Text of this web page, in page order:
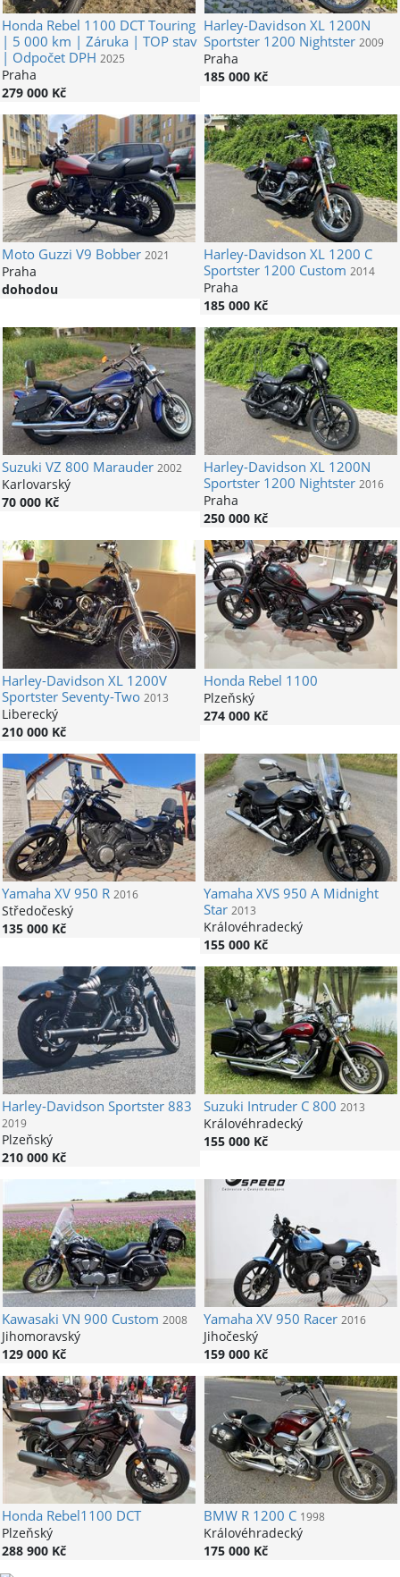
HondaRebel 1100 DCT Touring
| 5 000 km | Záruka | TOP stav
| Odpočet DPH 2025
Praha
279 000 Kč
Harley-Davidson XL 1200N
Sportster 1200 Nightster 2009
Praha
185 000 Kč
Moto Guzzi V9 Bobber 2021
Praha
dohodou
Harley-Davidson XL 1200 C
Sportster 1200 Custom 2014
Praha
185 000 Kč
Suzuki VZ 800 Marauder 2002
Karlovarský
70 000 Kč
Harley-Davidson XL 1200N
Sportster 1200 Nightster 2016
Praha
250 000 Kč
Harley-Davidson XL 1200V
Sportster Seventy-Two 2013
Liberecký
210 000 Kč
HondaRebel 1100
Plzeňský
274 000 Kč
YamahaXV 950 R 2016
Středočeský
135 000 Kč
YamahaXVS 950 A Midnight
Star 2013
Královéhradecký
155 000 Kč
Harley-Davidson Sportster 883
2019
Plzeňský
210 000 Kč
Suzuki Intruder C 800 2013
Královéhradecký
155 000 Kč
Kawasaki VN 900 Custom 2008
Jihomoravský
129 000 Kč
YamahaXV 950 Racer 2016
Jihočeský
159 000 Kč
HondaRebel1100 DCT
Plzeňský
288 900 Kč
BMWR 1200 C 1998
Královéhradecký
175 000 Kč